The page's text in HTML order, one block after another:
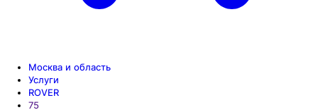
Москва и область
Услуги
ROVER
75